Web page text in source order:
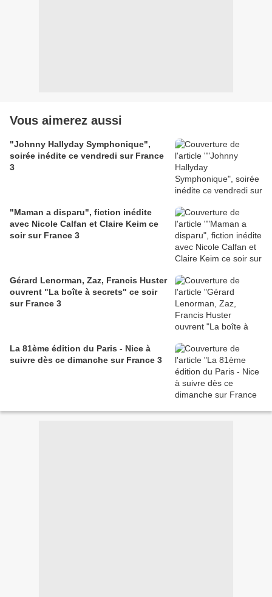
Vous aimerez aussi
"Johnny Hallyday Symphonique",
soirée inédite ce vendredi sur France
3
"Maman a disparu", fiction inédite
avec Nicole Calfan et Claire Keim ce
soir sur France 3
Gérard Lenorman, Zaz, Francis Huster
ouvrent "La boîte à secrets" ce soir
sur France 3
La 81ème édition du Paris - Nice à
suivre dès ce dimanche sur France 3